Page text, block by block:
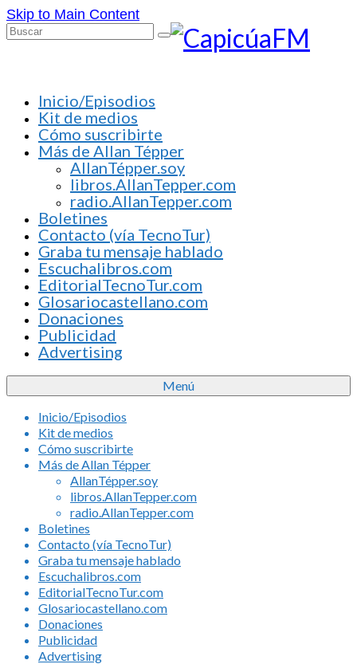
Skip to Main Content
Buscar
Inicio/Episodios
Kit de medios
Cómo suscribirte
Más de Allan Tépper
AllanTépper.soy
libros.AllanTepper.com
radio.AllanTepper.com
Boletines
Contacto (vía TecnoTur)
Graba tu mensaje hablado
Escuchalibros.com
EditorialTecnoTur.com
Glosariocastellano.com
Donaciones
Publicidad
Advertising
Menú
Inicio/Episodios
Kit de medios
Cómo suscribirte
Más de Allan Tépper
AllanTépper.soy
libros.AllanTepper.com
radio.AllanTepper.com
Boletines
Contacto (vía TecnoTur)
Graba tu mensaje hablado
Escuchalibros.com
EditorialTecnoTur.com
Glosariocastellano.com
Donaciones
Publicidad
Advertising